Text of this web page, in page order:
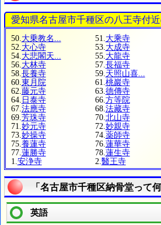
愛知県名古屋市千種区の八王寺付
50. 大乗教名... 51. 大乘寺
52. 大心寺 53. 大成寺
54. 大悲閣天... 55. 大龍寺
56. 大林寺 57. 長福寺
58. 長養寺 59. 天照山喜...
60. 東月院 61. 桃巖寺
62. 藤元寺 63. 德傳寺
64. 日泰寺 66. 方等院
67. 法應寺 68. 法藏寺
69. 芳珠寺 70. 北山寺
71. 妙元寺 72. 妙親寺
73. 妙操寺 74. 薬師寺
75. 養蓮寺 76. 蓮華寺
77. 蓮勝寺 78. 蓮生寺
1. 安浄寺 2. 醫王寺
「名古屋市千種区納骨堂って
英語